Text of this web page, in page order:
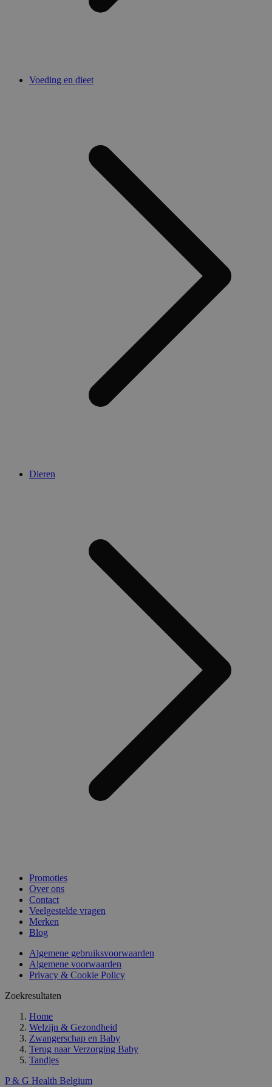
Voeding en dieet
Dieren
Promoties
Over ons
Contact
Veelgestelde vragen
Merken
Blog
Algemene gebruiksvoorwaarden
Algemene voorwaarden
Privacy & Cookie Policy
Zoekresultaten
Home
Welzijn & Gezondheid
Zwangerschap en Baby
Terug naar Verzorging Baby
Tandjes
P & G Health Belgium